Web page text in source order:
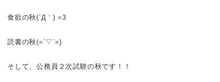
食欲の秋(´Д｀ ) =3
読書の秋(=´▽ `=)
そして、公務員２次試験の秋です！！